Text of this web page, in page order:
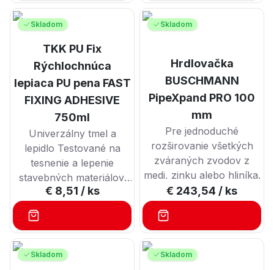
Obsahuje suchú
protizápachovú klapku
zabraňujúcu spätnému
zápachu z kanalizačného
potrubia. Výhodou tohto
prevedenia je nízka
stavebná výška. Výrobok má
bočný odtok D 110 mm.
Excentrické veko zvodu pri
prevedení STANDARD je
určené na vyrezanie
požadovaných priemerov
75, 80, 90, 100, 110, 125 mm.
Skladom
TKK PU Fix
Rýchlochnúca
lepiaca PU pena FAST
FIXING ADHESIVE
750ml
Univerzálny tmel a
lepidlo Testované na
tesnenie a lepenie
stavebných materiálov.
e vhodné na lepenie a
upevňovanie rôznych
stavebných materiálov,
ako sú drevené schody,
parapety, izolačné
€ 8,51 / ks
Skladom
Hrdlovačka
BUSCHMANN
PipeXpand PRO 100
mm
Pre jednoduché
rozširovanie všetkých
zváraných zvodov z
medi, zinku alebo hliníka.
Rôzne geometrie
valčekov zaisťujú plynulý
proces zasúvania a
vysúvania
(NEVYŽADUJE veľkú
námahu)
€ 243,54 / ks
Skladom Skladom